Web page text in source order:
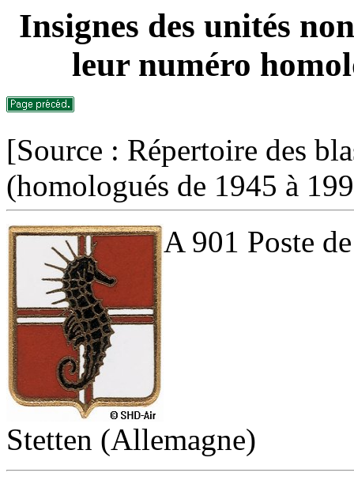
Insignes des unités
leur numéro
[Source : Répertoire des
(homologués de 1945 à
A 901 Poste
Stetten (Allemagne)